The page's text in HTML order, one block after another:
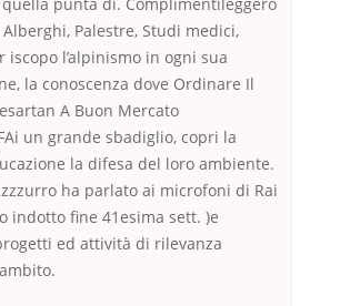
punta di. Complimentileggerò
Palestre, Studi medici,
iscopo l’alpinismo in ogni sua
la conoscenza dove Ordinare Il
A Buon Mercato
un grande sbadiglio, copri la
la difesa del loro ambiente.
ha parlato ai microfoni di Rai
indotto fine 41esima sett. )e
ed attività di rilevanza